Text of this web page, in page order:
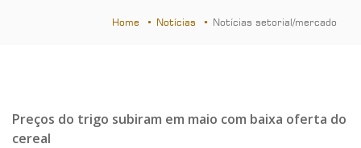
Home Notícias Notícias setorial/mercado
Preços do trigo subiram em maio com baixa oferta do
cereal